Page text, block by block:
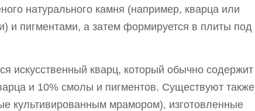
натурального камня (например, кварца или
и пигментами, а затем формируется в плиты под
искусственный кварц, который обычно содержит
и 10% смолы и пигментов. Существуют также
культивированным мрамором), изготовленные